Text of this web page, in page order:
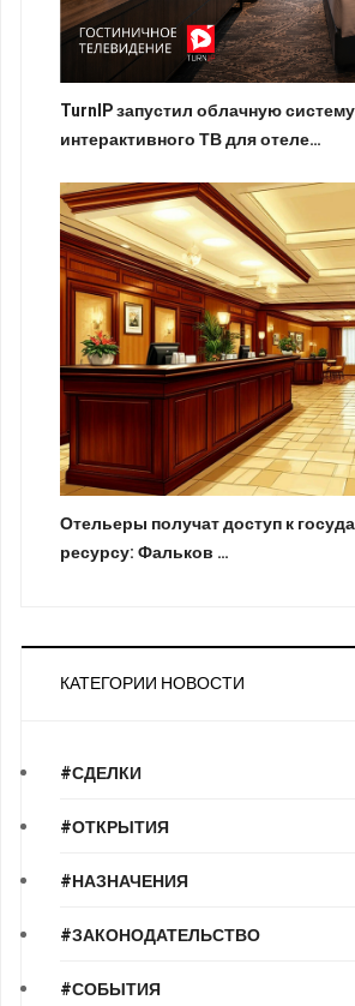
TurnIP запустил облачную систему
интерактивного ТВ для отеле…
Отельеры получат доступ к
ресурсу: Фальков …
КАТЕГОРИИ НОВОСТИ
#СДЕЛКИ
#ОТКРЫТИЯ
#НАЗНАЧЕНИЯ
#ЗАКОНОДАТЕЛЬСТВО
#СОБЫТИЯ